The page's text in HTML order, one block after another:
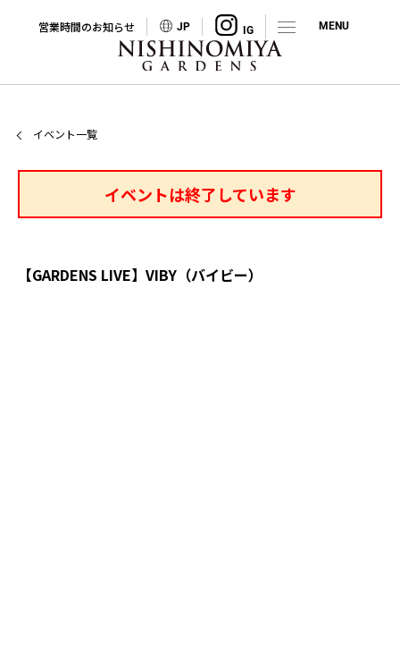
営業時間のお知らせ JP
イベント一覧
イベントは終了しています
【GARDENS LIVE】VIBY（バイビー）